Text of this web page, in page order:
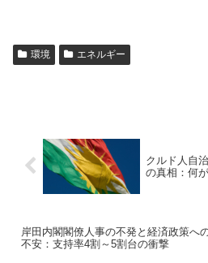
環境 エネルギー
クルド人自
の真相：何
岸田内閣閣僚人事の不発と経済政策へ
不安：支持率4割～5割台の衝撃